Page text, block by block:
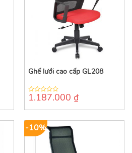
Ghế lưới cao cấp GL208
0
of
1.187.000 ₫
-10%